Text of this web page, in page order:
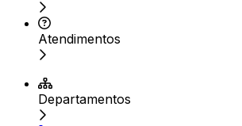
Atendimentos
Departamentos